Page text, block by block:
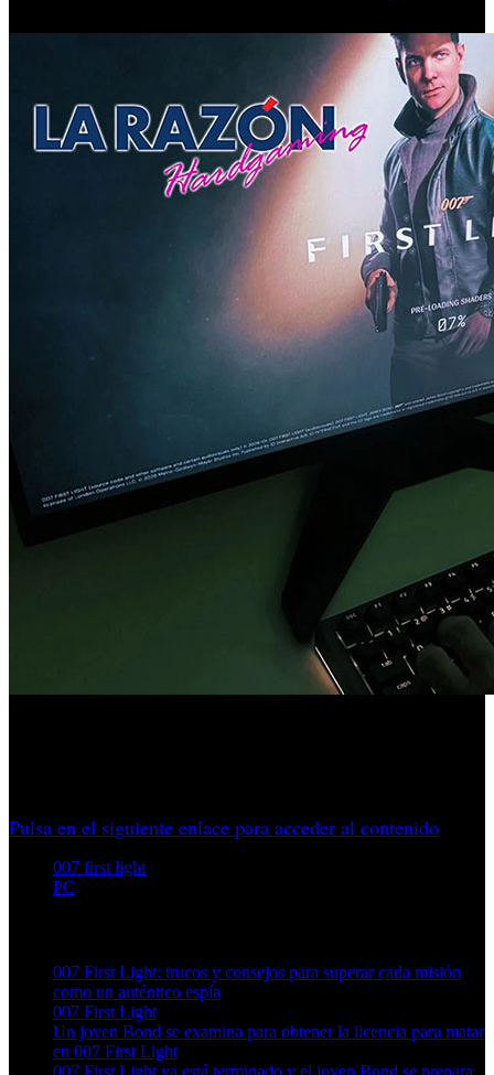
Pulsa en el siguiente enlace para acceder al contenido
007 first light
PC
007 First Light: trucos y consejos para superar cada misión
como un auténtico espía
007 First Light
Un joven Bond se examina para obtener la licencia para matar
en 007 First Light